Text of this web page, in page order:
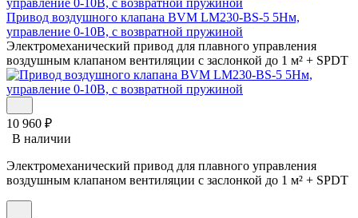
Привод воздушного клапана BVM LM230-BS-5 5Нм,
управление 0-10В, с возвратной пружиной
Электромеханический привод для плавного управления
воздушным клапаном вентиляции с заслонкой до 1 м² + SPDT
10 960 ₽
В наличии
Электромеханический привод для плавного управления
воздушным клапаном вентиляции с заслонкой до 1 м² + SPDT